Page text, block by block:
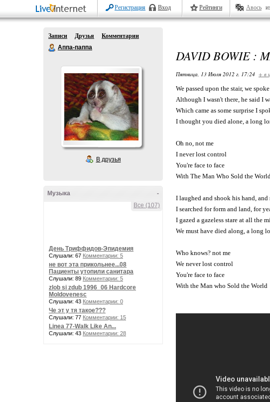
Регистрация Вход Рейтинги Авось
Записи Друзья
Комментарии
Аппа-паппа
В друзья
-
Музыка
Все (107)
День Триффидов-Эпидемия
Слушали: 67 Комментарии: 5
не вот эта прикольнее...08
Пациенты утопили санитара
Слушали: 89 Комментарии: 5
zlob si zdub 1996_06 Hardcore
Moldovenesc
Слушали: 43 Комментарии: 0
Че эт у тя такое???
Слушали: 77 Комментарии: 15
Linea 77-Walk Like An...
Слушали: 43 Комментарии: 28
DAVID BOWIE :
Пятница, 13 Июля 2012 г. 17:24 + в
We passed upon the stair, we
Although I wasn't there, he said I
Which came as some surprise I
I thought you died alone, a long
Oh no, not me
I never lost control
You're face to face
With The Man Who Sold the
I laughed and shook his hand,
I searched for form and land, for
I gazed a gazeless stare at all the
We must have died along, a long
Who knows? not me
We never lost control
You're face to face
With the Man who Sold the World